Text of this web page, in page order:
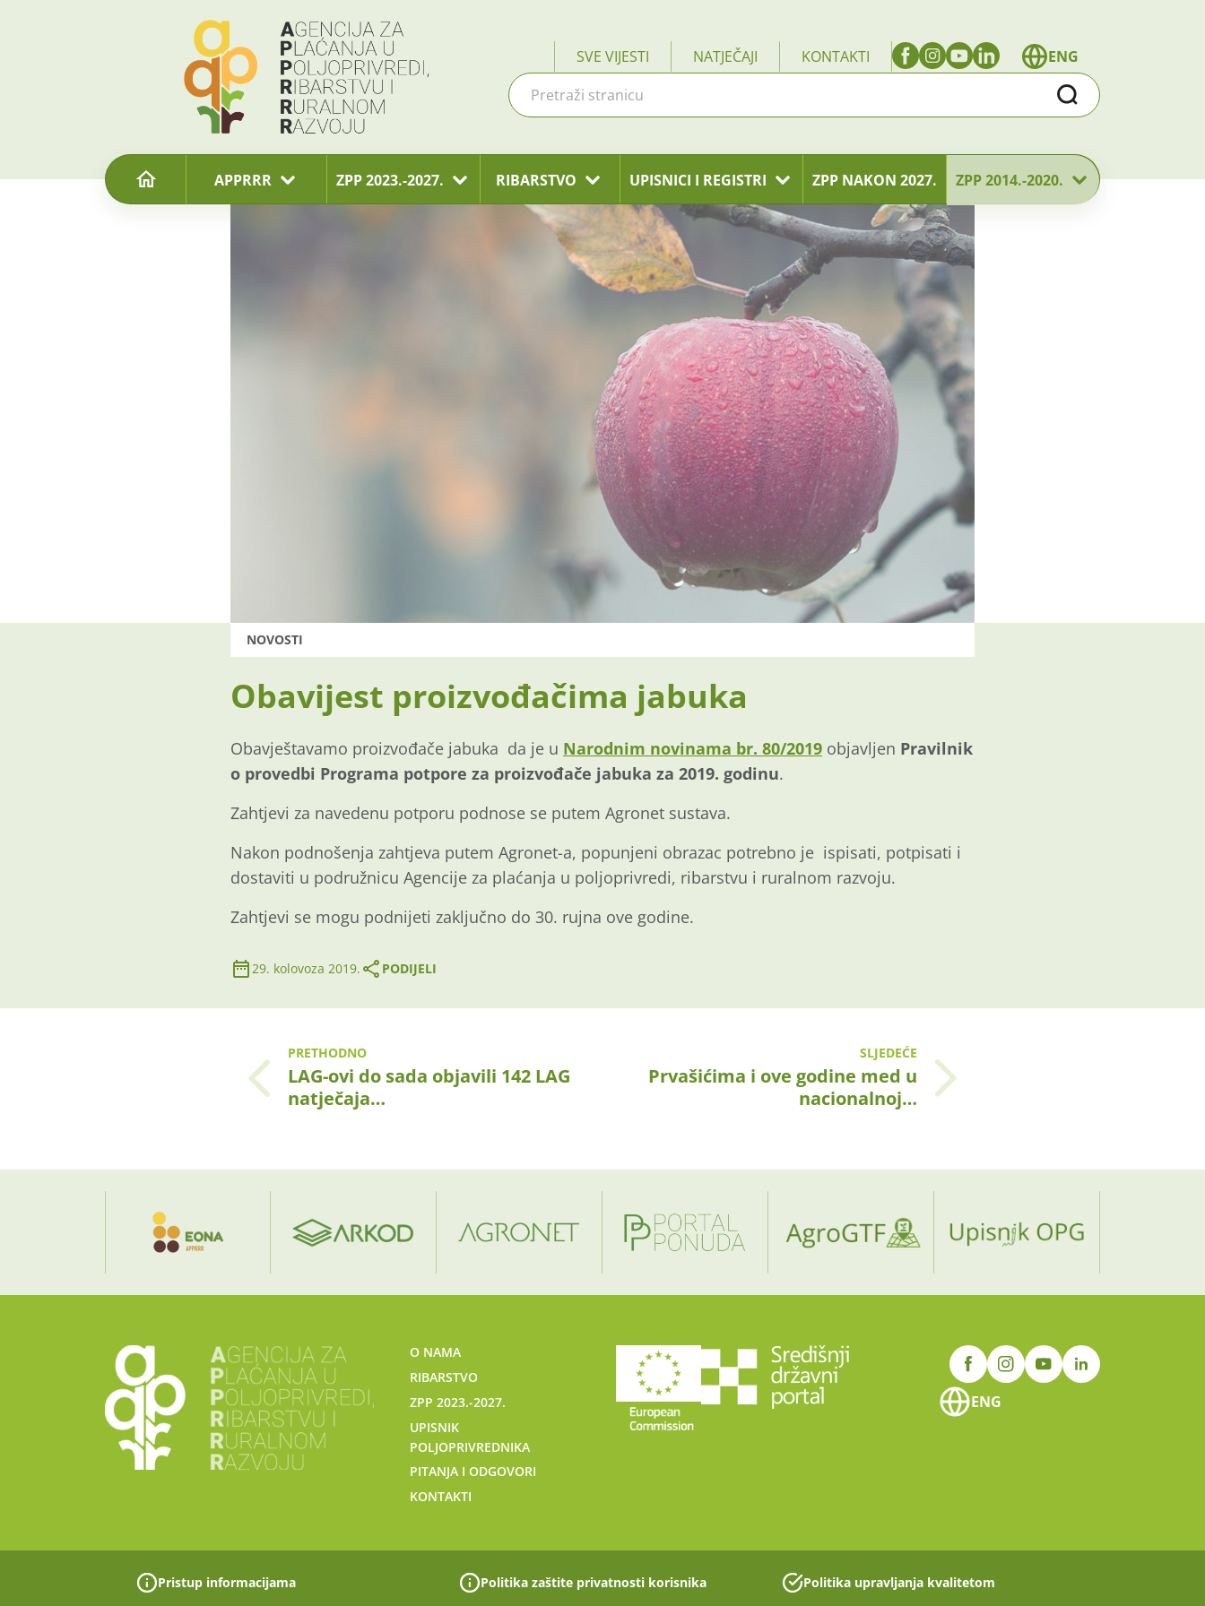
SVE VIJESTI NATJEČAJI KONTAKTI
ENG
Traži
APPRRR ZPP 2023.-2027. RIBARSTVO UPISNICI I REGISTRI ZPP NAKON 2027. ZPP 2014.-2020.
NOVOSTI
Obavijest proizvođačima jabuka
Obavještavamo proizvođače jabuka da je u Narodnim novinama br. 80/2019 objavljen Pravilnik
o provedbi Programa potpore za proizvođače jabuka za 2019. godinu.
Zahtjevi za navedenu potporu podnose se putem Agronet sustava.
Nakon podnošenja zahtjeva putem Agronet-a, popunjeni obrazac potrebno je ispisati, potpisati i
dostaviti u podružnicu Agencije za plaćanja u poljoprivredi, ribarstvu i ruralnom razvoju.
Zahtjevi se mogu podnijeti zaključno do 30. rujna ove godine.
29. kolovoza 2019. PODIJELI
PRETHODNO
LAG-ovi do sada objavili 142 LAG
natječaja…
SLJEDEĆE
Prvašićima i ove godine med u
nacionalnoj…
O NAMA
RIBARSTVO
ZPP 2023.-2027.
UPISNIK
POLJOPRIVREDNIKA
PITANJA I ODGOVORI
KONTAKTI
ENG
Pristup informacijama Politika zaštite privatnosti korisnika Politika upravljanja kvalitetom